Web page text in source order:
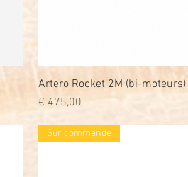
Snel overzicht
Artero Rocket 2M (bi-moteurs)
Prijs
€ 475,00
Sur commande